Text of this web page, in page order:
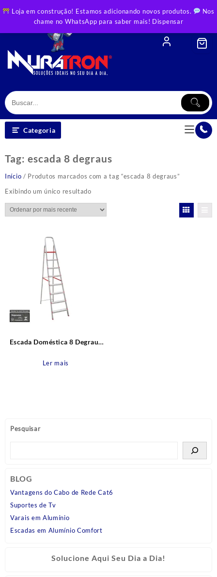
Loja em construção! Estamos adicionando novos produtos.
Nos
chame no WhatsApp para saber mais! Dispensar
to
Categoria
Pesquisar
BLOG
Vantagens do Cabo de Rede Cat6
Suportes de Tv
Varais em Alumínio
Escadas em Alumínio Comfort
Solucione Aqui Seu Dia a Dia!
Tag: escada 8 degraus
Início / Produtos marcados com a tag “escada 8 degraus”
Exibindo um único resultado
Escada Doméstica 8 Degraus
Ler mais